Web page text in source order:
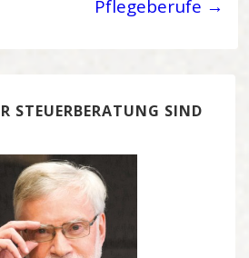
Pflegeberufe →
STEUERBERATUNG SIND